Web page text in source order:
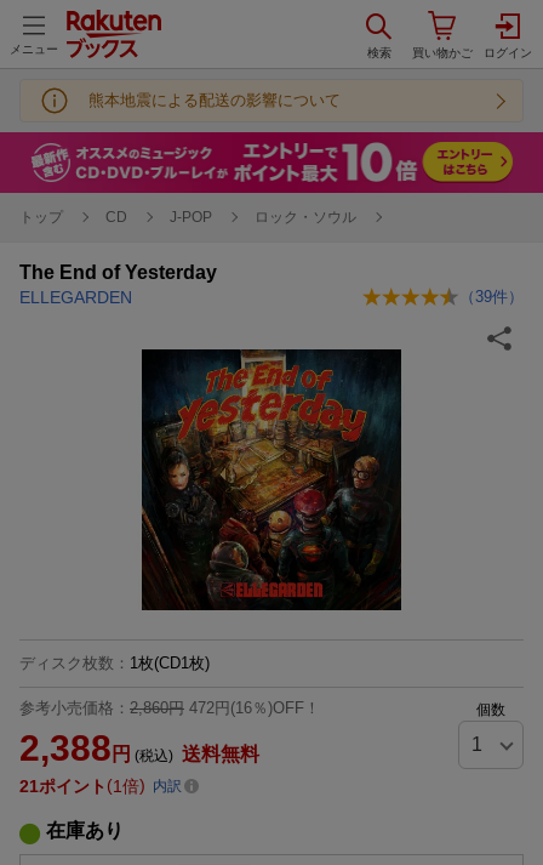
メニュー
熊本地震による配送の影響について
トップ CD J-POP ロック・ソウル
The End of Yesterday
ELLEGARDEN （ 39件）
ディスク枚数 ： 1枚(CD1枚)
参考小売価格： 2,860円 472円(16％)OFF！
2,388 円 (税込) 送料無料
個数
21ポイント 1倍 内訳
在庫あり